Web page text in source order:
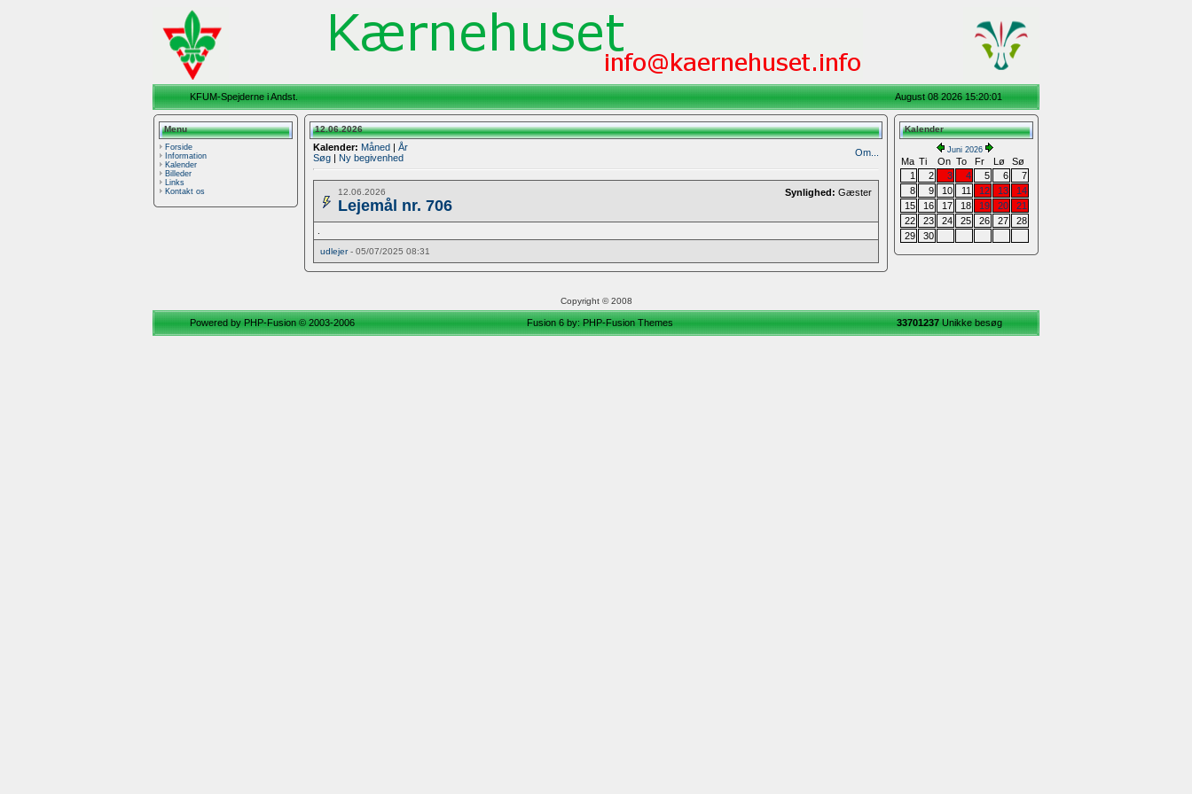
KFUM-Spejderne i Andst. August 08 2026 15:20:01
Menu
Forside
Information
Kalender
Billeder
Links
Kontakt os
12.06.2026
Kalender: Måned | År
Søg | Ny begivenhed Om...
12.06.2026
Lejemål nr. 706
Synlighed: Gæster
udlejer- 05/07/2025 08:31
Kalender
Juni 2026
Ma Ti On To Fr Lø
Sø
1
2 3 4 5 6
7
8
9 10 11 12 13
14
15
16 17 18 19 20
21
22
23 24 25 26 27
28
29
30
Copyright © 2008
Powered byPHP-Fusion© 2003-2006 Fusion 6 by:PHP-Fusion Themes 33701237Unikke besøg